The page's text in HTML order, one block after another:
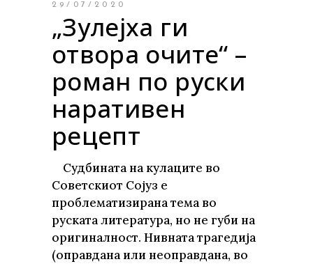
29/07/2020
„Зулејха ги
отвора очите“ –
роман по руски
наративен
рецепт
Судбината на кулаците во
Советскиот Сојуз е
проблематизирана тема во
руската литература, но не губи на
оригиналност. Нивната трагедија
(оправдана или неоправдана, во